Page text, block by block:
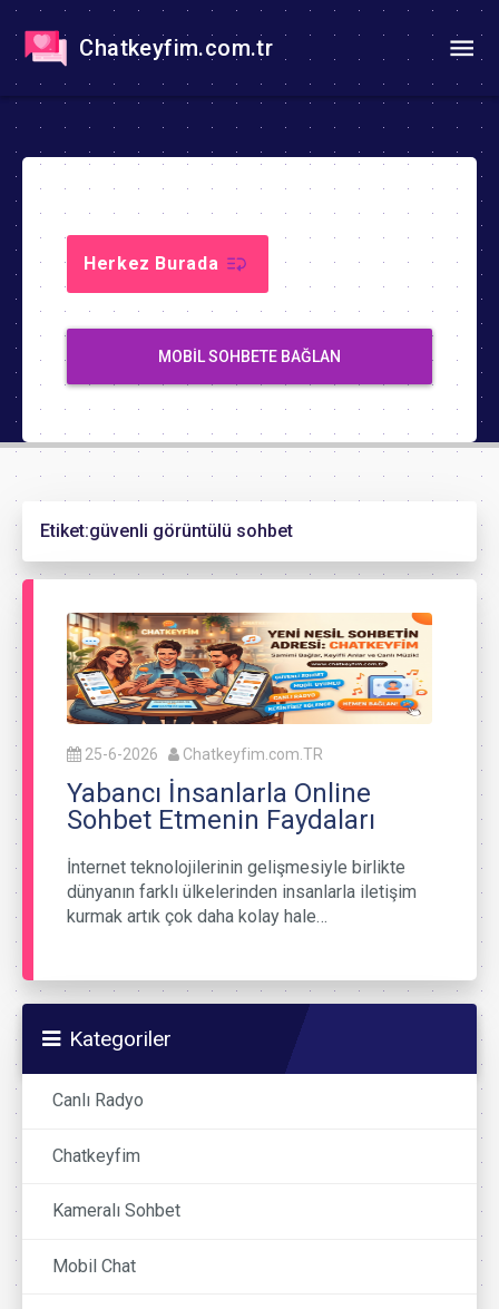
Chatkeyfim.com.tr
Herkez Burada
MOBIL SOHBETE BAĞLAN
Etiket:güvenli görüntülü sohbet
25-6-2026 Chatkeyfim.com.TR
Yabancı İnsanlarla Online
Sohbet Etmenin Faydaları
İnternet teknolojilerinin gelişmesiyle birlikte
dünyanın farklı ülkelerinden insanlarla iletişim
kurmak artık çok daha kolay hale…
Kategoriler
Canlı Radyo
Chatkeyfim
Kameralı Sohbet
Mobil Chat